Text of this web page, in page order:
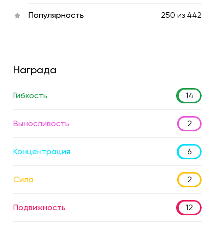
Популярность 250 из 442
Награда
Гибкость 14
Выносливость 2
Концентрация 6
Сила 2
Подвижность 12